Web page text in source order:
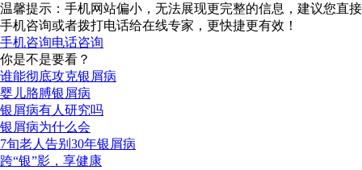
温馨提示：手机网站偏小，无法展现更完整的信息，建议您直接
手机咨询或者拨打电话给在线专家，更快捷更有效！
手机咨询电话咨询
你是不是要看？
谁能彻底攻克银屑病
婴儿胳膊银屑病
银屑病有人研究吗
银屑病为什么会
7旬老人告别30年银屑病
跨“银”影，享健康